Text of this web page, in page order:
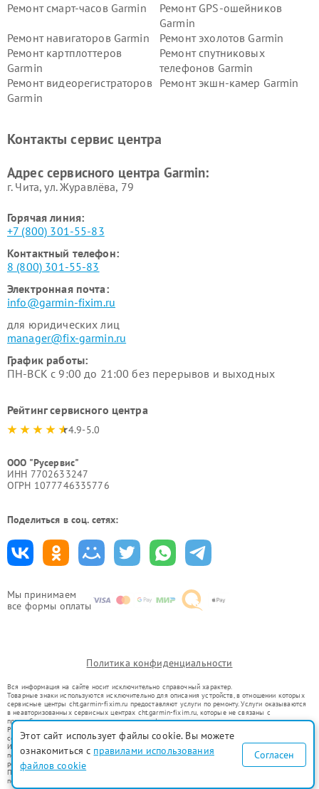
Мы принимаем
все формы оплаты
Ремонт смарт-часов Garmin
Ремонт GPS-ошейников
Garmin
Ремонт навигаторов Garmin
Ремонт эхолотов Garmin
Ремонт картплоттеров
Garmin
Ремонт спутниковых
телефонов Garmin
Ремонт видеорегистраторов
Garmin
Ремонт экшн-камер Garmin
Контакты сервис центра
Адрес сервисного центра Garmin:
г. Чита, ул. Журавлёва, 79
Горячая линия:
+7 (800) 301-55-83
Контактный телефон:
8 (800) 301-55-83
Электронная почта:
info@garmin-fixim.ru
для юридических лиц
manager@fix-garmin.ru
График работы:
ПН-ВСК с 9:00 до 21:00 без перерывов и выходных
Рейтинг сервисного центра
4.9-5.0
ООО "Русервис"
ИНН 7702633247
ОГРН 1077746335776
Поделиться в соц. сетях:
Политика конфиденциальности
Вся информация на сайте носит исключительно справочный характер.
Товарные знаки используются исключительно для описания устройств, в отношении которых
сервисные центры cht.garmin-fixim.ru предоставляют услуги по ремонту. Услуги оказываются
в неавторизованных сервисных центрах cht.garmin-fixim.ru, которые не связаны с
правообладателями товарных знаков или их официальными представителями.
Ремонт осуществляется для устройств, уже введенных в гражданский оборот в соответствии
со статьей 1487 ГК РФ.
Использование товарных знаков не преследует цели индивидуализации услуг или введения
потребителей в заблуждение, а служит для информирования о предоставляемых услугах по
ремонту техники указанных брендов.
Представленная на сайте информация не является публичной офертой, определяемой
положениями Статьи 437(2) Гражданского кодекса РФ
Этот сайт использует файлы cookie. Вы можете
ознакомиться с правилами использования
файлов cookie
Согласен